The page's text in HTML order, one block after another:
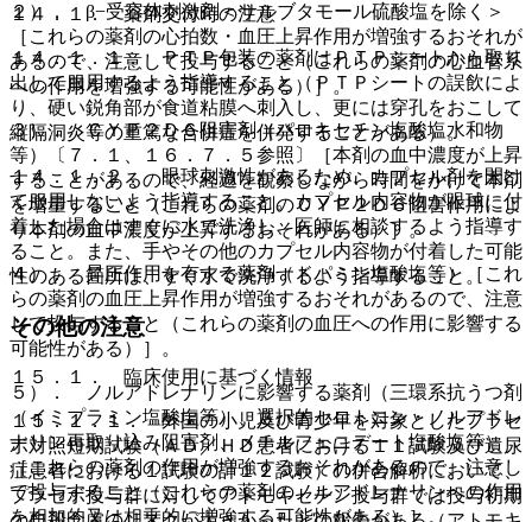
１４．１． 薬剤交付時の注意
１４．１．１． ＰＴＰ包装の薬剤はＰＴＰシートから取り
出して服用するよう指導すること（ＰＴＰシートの誤飲によ
り、硬い鋭角部が食道粘膜へ刺入し、更には穿孔をおこして
縦隔洞炎等の重篤な合併症を併発することがある）。
１４．１．２． 眼球刺激性があるため、カプセル剤を開け
て服用しないよう指導すること。カプセル内容物が眼球に付
着した場合はすぐに水で洗浄し、医師に相談するよう指導す
ること。また、手やその他のカプセル内容物が付着した可能
性のある箇所は、すぐ水で洗浄するよう指導すること。
その他の注意
１５．１． 臨床使用に基づく情報
１５．１．１． 外国の小児及び青少年を対象としたプラセ
ボ対照短期試験（ＡＤ／ＨＤ患者における１１試験及び遺尿
症患者における１試験の計１２試験）の併合解析において、
プラセボ投与群に対してアトモキセチン投与群では投与初期
２）． β−受容体刺激剤＜サルブタモール硫酸塩を除く＞
［これらの薬剤の心拍数・血圧上昇作用が増強するおそれが
あるので、注意して投与すること（これらの薬剤の心血管系
への作用を増強する可能性がある）］。
３）． ＣＹＰ２Ｄ６阻害剤（パロキセチン塩酸塩水和物
等）〔７．１、１６．７．５参照〕［本剤の血中濃度が上昇
することがあるので、経過を観察しながら時間をかけて本剤
を増量すること（これらの薬剤のＣＹＰ２Ｄ６阻害作用によ
り本剤の血中濃度が上昇するおそれがある）］。
４）． 昇圧作用を有する薬剤（ドパミン塩酸塩等）［これ
らの薬剤の血圧上昇作用が増強するおそれがあるので、注意
して投与すること（これらの薬剤の血圧への作用に影響する
可能性がある）］。
５）． ノルアドレナリンに影響する薬剤（三環系抗うつ剤
（イミプラミン塩酸塩等）、選択的セロトニン・ノルアドレ
ナリン再取り込み阻害剤、メチルフェニデート塩酸塩等）
［これらの薬剤の作用が増強するおそれがあるので、注意し
て投与すること（これらの薬剤のノルアドレナリンへの作用
を相加的又は相乗的に増強する可能性がある）］。